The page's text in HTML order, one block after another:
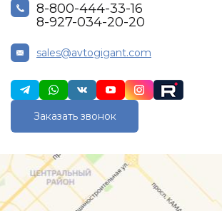
8-800-444-33-16
8-927-034-20-20
sales@avtogigant.com
Заказать звонок